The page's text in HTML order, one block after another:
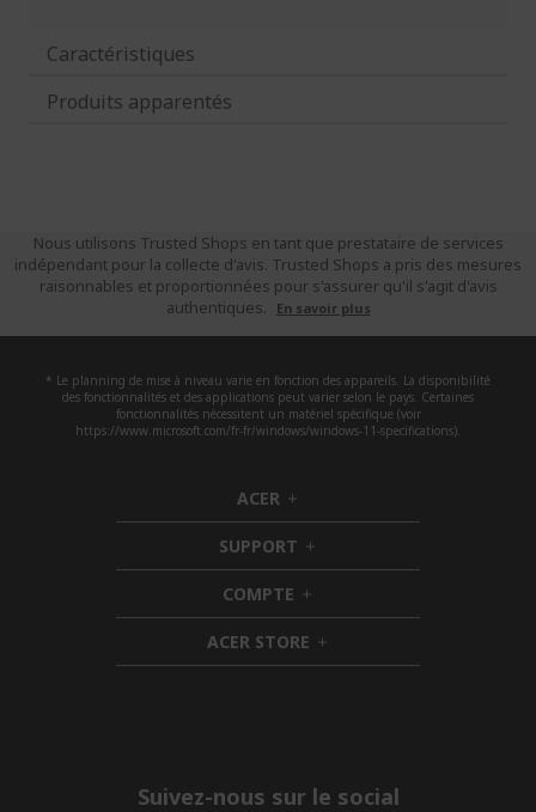
Caractéristiques
Produits apparentés
Nous utilisons Trusted Shops en tant que prestataire de services
indépendant pour la collecte d'avis. Trusted Shops a pris des mesures
raisonnables et proportionnées pour s'assurer qu'il s'agit d'avis
authentiques.
En savoir plus
* Le planning de mise à niveau varie en fonction des appareils. La disponibilité
des fonctionnalités et des applications peut varier selon le pays. Certaines
fonctionnalités nécessitent un matériel spécifique (voir
https://www.microsoft.com/fr-fr/windows/windows-11-specifications).
ACER h
i
d
d
e
n
SUPPORT h
i
d
d
e
n
COMPTE h
i
d
d
ACER STORE h
i
Suivez-nous sur le social